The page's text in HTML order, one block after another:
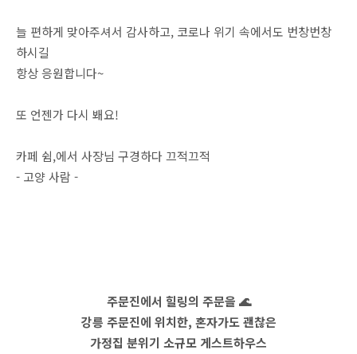
늘 편하게 맞아주셔서 감사하고, 코로나 위기 속에서도 번창번창
하시길
항상 응원합니다~
또 언젠가 다시 봬요!
카페 쉼,에서 사장님 구경하다 끄적끄적
- 고양 사람 -
주문진에서 힐링의 주문을 🌊
강릉 주문진에 위치한, 혼자가도 괜찮은
가정집 분위기 소규모 게스트하우스